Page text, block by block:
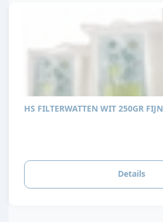
HS FILTERWATTEN WIT 250GR FIJN
Details